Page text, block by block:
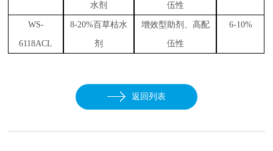
水剂 伍性
WS-
6118ACL
8-20%百草枯水
剂
增效型助剂 、 高配
伍性
6-10%
返回列表